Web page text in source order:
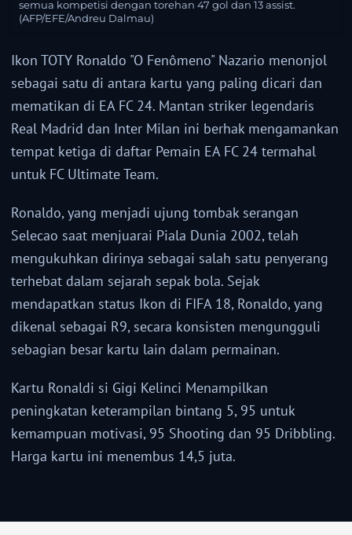
semua kompetisi dengan torehan 47 gol dan 13 assist.
(AFP/EFE/Andreu Dalmau)
Ikon TOTY Ronaldo "O Fenômeno" Nazario menonjol
sebagai satu di antara kartu yang paling dicari dan
mematikan di EA FC 24. Mantan striker legendaris
Real Madrid dan Inter Milan ini berhak mengamankan
tempat ketiga di daftar Pemain EA FC 24 termahal
untuk FC Ultimate Team.
Ronaldo, yang menjadi ujung tombak serangan
Selecao saat menjuarai Piala Dunia 2002, telah
mengukuhkan dirinya sebagai salah satu penyerang
terhebat dalam sejarah sepak bola. Sejak
mendapatkan status Ikon di FIFA 18, Ronaldo, yang
dikenal sebagai R9, secara konsisten mengungguli
sebagian besar kartu lain dalam permainan.
Kartu Ronaldi si Gigi Kelinci Menampilkan
peningkatan keterampilan bintang 5, 95 untuk
kemampuan motivasi, 95 Shooting dan 95 Dribbling.
Harga kartu ini menembus 14,5 juta.